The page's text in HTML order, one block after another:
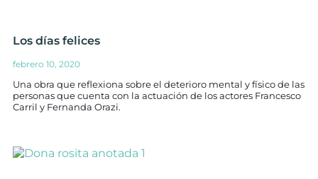
Los días felices
febrero 10, 2020
Una obra que reflexiona sobre el deterioro mental y físico de las
personas que cuenta con la actuación de los actores Francesco
Carril y Fernanda Orazi.